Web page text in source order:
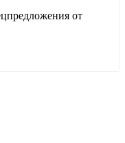
от